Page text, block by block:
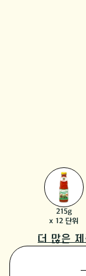
215g
x 12 단위
더 많은